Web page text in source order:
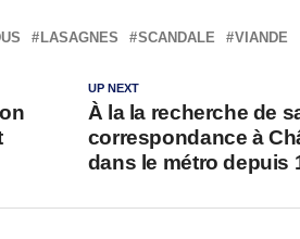
LASAGNES SCANDALE VIANDE
UP NEXT
À la la recherche de
correspondance à
dans le métro depuis